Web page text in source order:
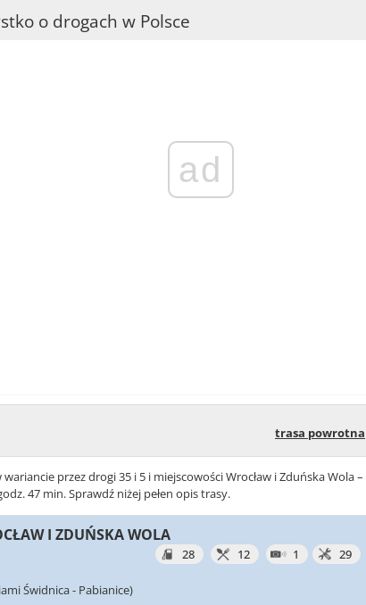
o drogach w Polsce
ad
trasa powrotna
przez drogi 35 i 5 i miejscowości Wrocław i Zduńska Wola –
47 min. Sprawdź niżej pełen opis trasy.
I ZDUŃSKA WOLA
28 12 1 29
Świdnica - Pabianice)